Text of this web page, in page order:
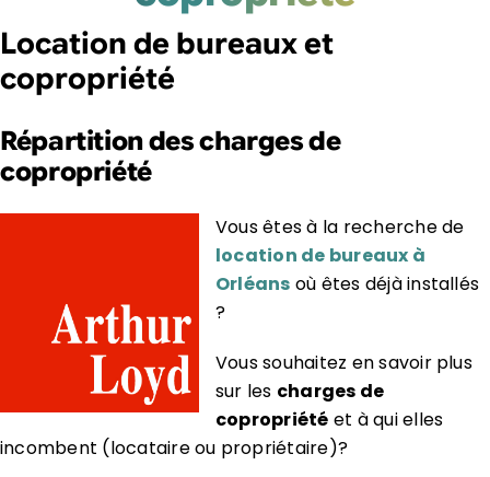
Location de bureaux et
copropriété
Répartition des charges de
copropriété
Vous êtes à la recherche de
location de bureaux à
Orléans où êtes déjà installés
?
Vous souhaitez en savoir plus
sur les charges de
copropriété et à qui elles
incombent (locataire ou propriétaire)?